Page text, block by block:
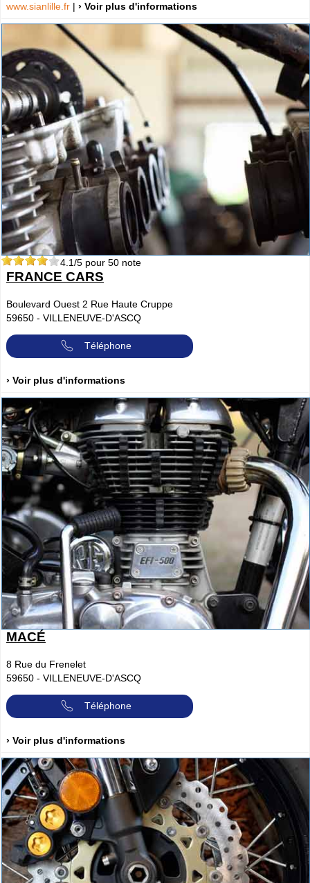
www.sianlille.fr | › Voir plus d'informations
4.1/5 pour 50 note
FRANCE CARS
Boulevard Ouest 2 Rue Haute Cruppe
59650 - VILLENEUVE-D'ASCQ
Téléphone
› Voir plus d'informations
MACÉ
8 Rue du Frenelet
59650 - VILLENEUVE-D'ASCQ
Téléphone
› Voir plus d'informations